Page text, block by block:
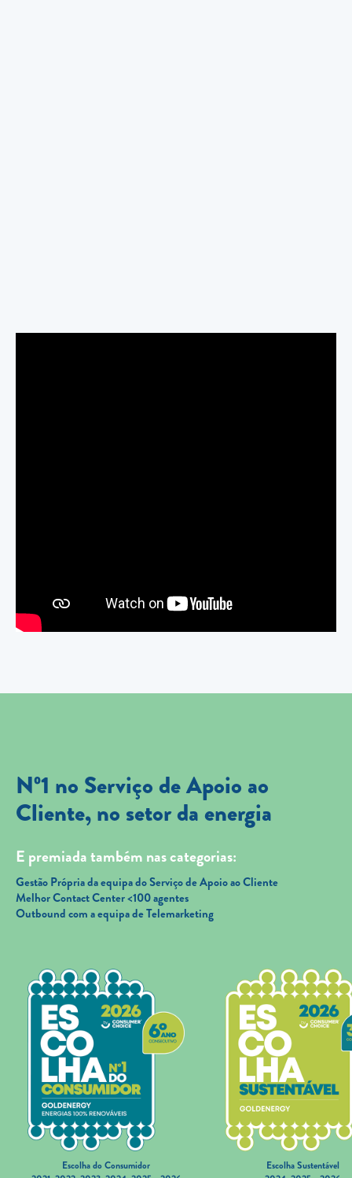
Nº1 no Serviço de Apoio ao
Cliente, no setor da energia
E premiada também nas categorias:
Gestão Própria da equipa do Serviço de Apoio ao Cliente
Melhor Contact Center <100 agentes
Outbound com a equipa de Telemarketing
Escolha do Consumidor
Escolha Sustentável